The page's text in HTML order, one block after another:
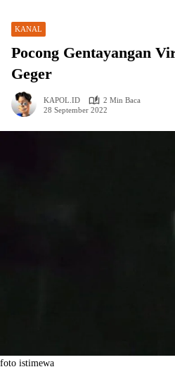
KANAL
Pocong Gentayangan
Geger
KAPOL.ID
2 Min Baca
28 September 2022
foto istimewa